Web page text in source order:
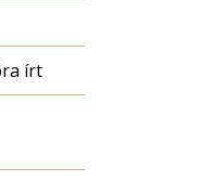
írt